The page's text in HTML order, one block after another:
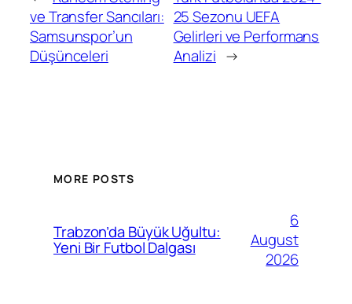
ve Transfer Sancıları:
Samsunspor’un
Düşünceleri
25 Sezonu UEFA
Gelirleri ve Performans
Analizi →
MORE POSTS
Trabzon’da Büyük Uğultu:
Yeni Bir Futbol Dalgası
6
August
2026